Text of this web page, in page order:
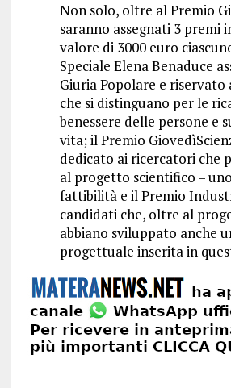
Non solo, oltre al Premio
saranno assegnati 3 premi
valore di 3000 euro
Speciale Elena Benaduce
Giuria Popolare e
che si distinguano per le
benessere delle persone e
vita; il Premio
dedicato ai ricercatori che
al progetto scientifico –
fattibilità e il Premio
candidati che, oltre al
abbiano sviluppato anche
progettuale inserita in